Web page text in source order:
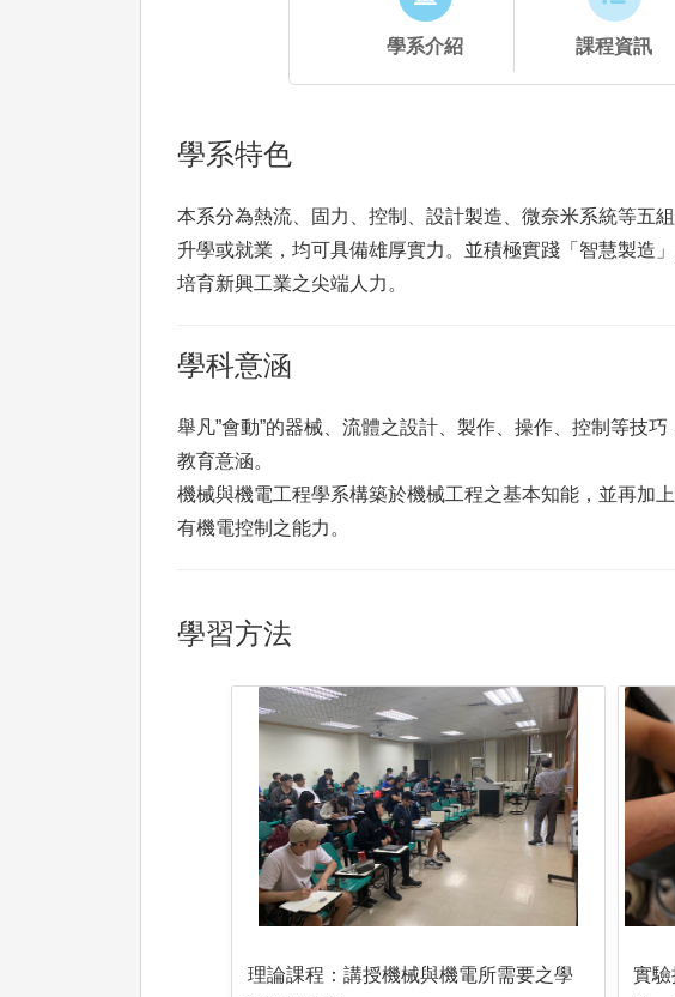
學系介紹 課程資訊
學系特色
本系分為熱流、固力、控制、設計製造、微奈米系統等五
升學或就業，均可具備雄厚實力。並積極實踐「智慧製造
培育新興工業之尖端人力。
學科意涵
舉凡”會動”的器械、流體之設計、製作、操作、控制等技
教育意涵。
機械與機電工程學系構築於機械工程之基本知能，並再加
有機電控制之能力。
學習方法
理論課程：講授機械與機電所需要之學
實